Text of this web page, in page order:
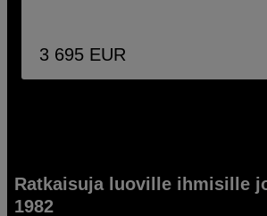
3 695 EUR
Ratkaisuja luoville ihmisille
1982